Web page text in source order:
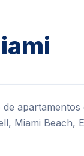
apartamentos
Miami Beach,